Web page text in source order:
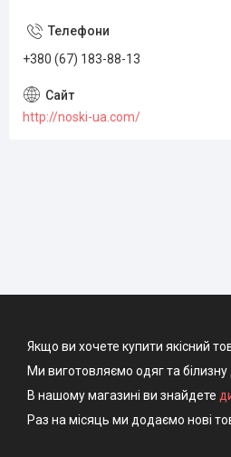
+380 (67) 183-88-13
http://noski-ua.com/
Якщо ви хочете купити якісний
Ми виготовляємо одяг та
В нашому магазині ви знайдете
Раз на місяць ми додаємо нові